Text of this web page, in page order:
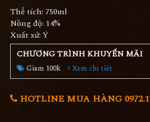
Thể tích: 750ml
Nồng độ: 14%
Xuất xứ: Ý
CHƯƠNG TRÌNH KHUYẾN MÃI
Giam 100k Xem chi tiết
HOTLINE MUA HÀNG